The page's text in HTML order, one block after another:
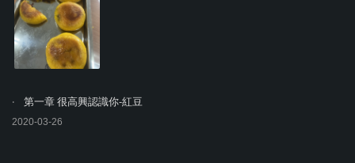
第一章 很高興認識你-紅豆
2020-03-26